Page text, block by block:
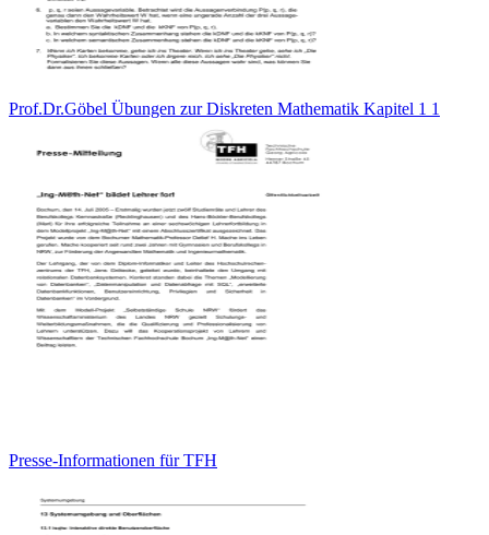
Prof.Dr.Göbel Übungen zur Diskreten Mathematik Kapitel 1 1
Presse-Informationen für TFH